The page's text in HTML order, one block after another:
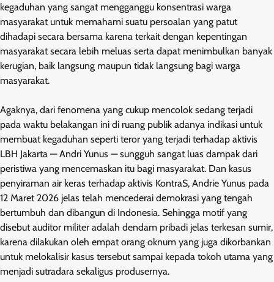
kegaduhan yang sangat mengganggu konsentrasi warga
masyarakat untuk memahami suatu persoalan yang patut
dihadapi secara bersama karena terkait dengan kepentingan
masyarakat secara lebih meluas serta dapat menimbulkan banyak
kerugian, baik langsung maupun tidak langsung bagi warga
masyarakat.
Agaknya, dari fenomena yang cukup mencolok sedang terjadi
pada waktu belakangan ini di ruang publik adanya indikasi untuk
membuat kegaduhan seperti teror yang terjadi terhadap aktivis
LBH Jakarta — Andri Yunus — sungguh sangat luas dampak dari
peristiwa yang mencemaskan itu bagi masyarakat. Dan kasus
penyiraman air keras terhadap aktivis KontraS, Andrie Yunus pada
12 Maret 2026 jelas telah mencederai demokrasi yang tengah
bertumbuh dan dibangun di Indonesia. Sehingga motif yang
disebut auditor militer adalah dendam pribadi jelas terkesan sumir,
karena dilakukan oleh empat orang oknum yang juga dikorbankan
untuk melokalisir kasus tersebut sampai kepada tokoh utama yang
menjadi sutradara sekaligus produsernya.